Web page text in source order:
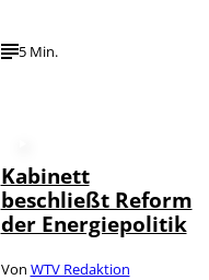
5 Min.
Kabinett
beschließt Reform
der Energiepolitik
Von WTV Redaktion